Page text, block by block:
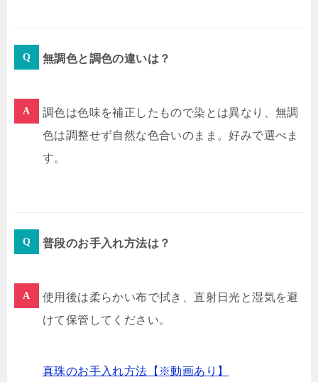
無調色と調色の違いは？
調色は色味を補正したもので染とは異なり、無調
色は調整せず自然な色合いのまま。好みで選べま
す。
普段のお手入れ方法は？
使用後は柔らかい布で拭き、直射日光と湿気を避
けて保管してください。
真珠のお手入れ方法【※動画あり】